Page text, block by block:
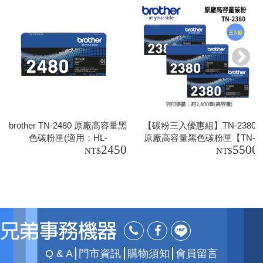
brother TN-2480 原廠高容量黑
色碳粉匣(適用：HL-
L2375DW、MFC-2450
【碳粉三入優惠組】TN-2380
原廠高容量黑色碳粉匣【TN-
2380*3】tn2380 5500
Q & A 門市資訊 購物須知 會員留言